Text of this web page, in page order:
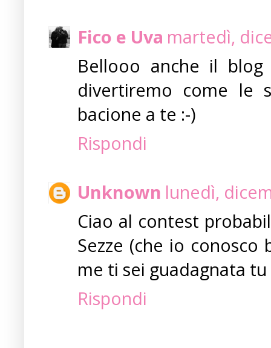
Fico e Uva martedì,
Bellooo anche il
divertiremo come le
bacione a te :-)
Rispondi
Unknown lunedì,
Ciao al contest
Sezze (che io
me ti sei guadagnata
Rispondi